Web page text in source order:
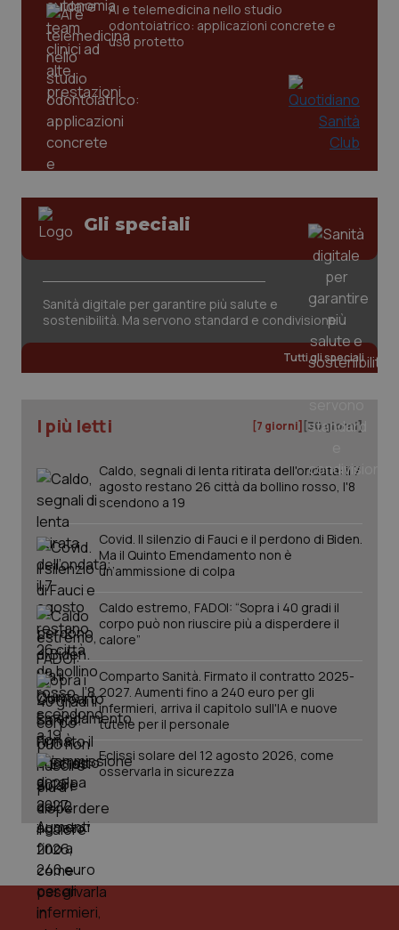
AI e telemedicina nello studio
odontoiatrico: applicazioni concrete e
uso protetto
Gli speciali
Sanità digitale per garantire più salute e
sostenibilità. Ma servono standard e condivisione
Tutti gli speciali
I più letti [7 giorni] [30 giorni]
Caldo, segnali di lenta ritirata dell'ondata: il 7
agosto restano 26 città da bollino rosso, l'8
scendono a 19
Covid. Il silenzio di Fauci e il perdono di Biden.
Ma il Quinto Emendamento non è
un’ammissione di colpa
Caldo estremo, FADOI: “Sopra i 40 gradi il
corpo può non riuscire più a disperdere il
calore”
Comparto Sanità. Firmato il contratto 2025-
2027. Aumenti fino a 240 euro per gli
infermieri, arriva il capitolo sull'IA e nuove
tutele per il personale
Eclissi solare del 12 agosto 2026, come
osservarla in sicurezza
tracking-sites-ironfish-
www.quotidianosanita.it
tracking-sites-ironfish-
www.quotidianosanita.it
_ga
Google LLC
.quotidianosanita.it
1
PHPSESSID
PHP.net
www.quotidianosanita.it